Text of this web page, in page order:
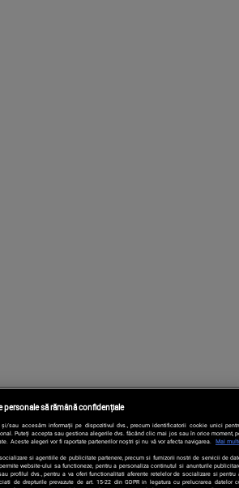
personale să rămână confidențiale
sau accesăm informații pe dispozitivul dvs., precum identificatorii cookie unici
Puteți accepta sau gestiona alegerile dvs. făcând clic mai jos sau în orice moment,
Aceste alegeri vor fi raportate partenerilor noștri și nu vă vor afecta navigarea.
Mai
si agentiile de publicitate partenere, precum si furnizorii nostri de servicii de
website-ului sa functioneze, pentru a personaliza continutul si anunturile
profilul dvs., pentru a va oferi functionalitati aferente retelelor de socializare si pentru
de drepturile prevazute de art. 15-22 din GDPR in legatura cu prelucrarea datelor